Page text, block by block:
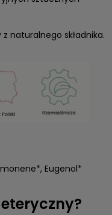
naturalnego składnika.
Eugenol*